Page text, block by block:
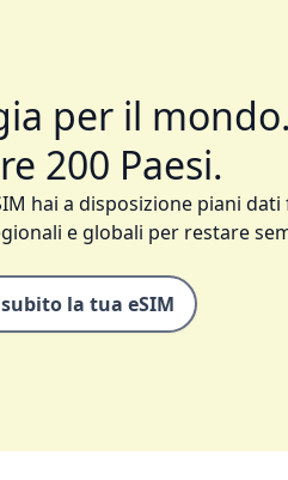
per il
200 Paesi.
hai a disposizione piani
e globali per restare
la tua eSIM